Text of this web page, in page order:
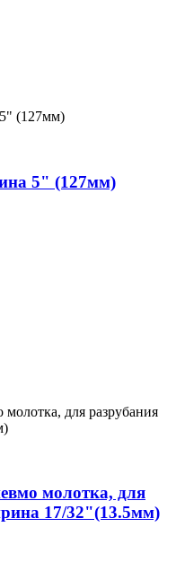
5" (127мм)
молотка, для
17/32"(13.5мм)